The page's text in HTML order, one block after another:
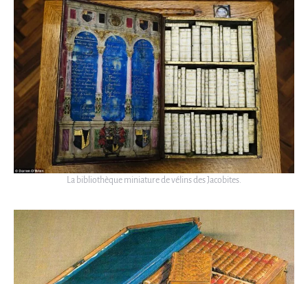
La bibliothèque miniature de vélins des Jacobites.